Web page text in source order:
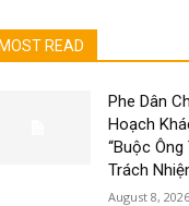
MOST READ
Phe Dân
Hoạch
“Buộc
Trách
August 8, 2026